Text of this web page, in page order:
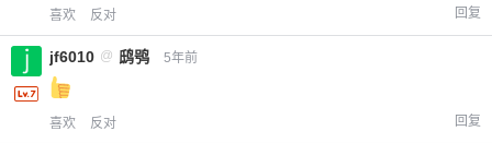
喜欢 反对 回复
jf6010 @ 鸱鸮 5年前
喜欢 反对 回复